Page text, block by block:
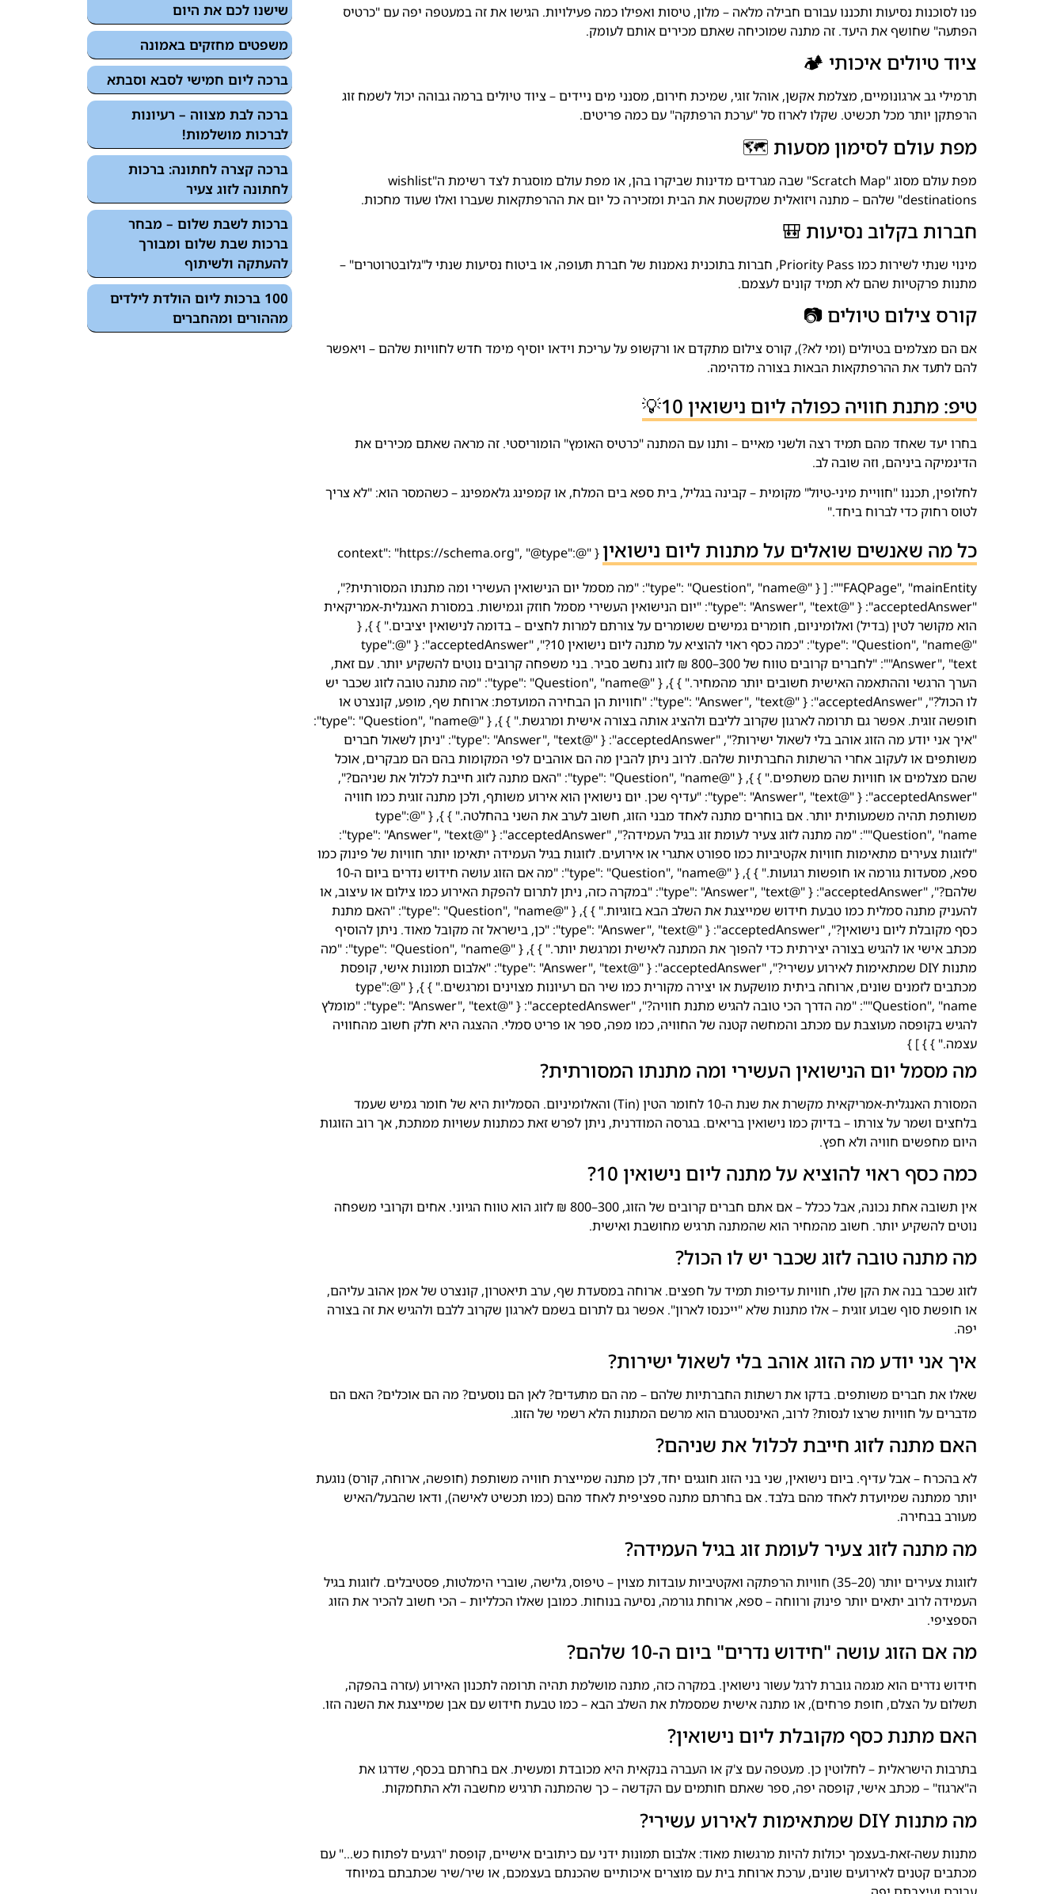
פנו לסוכנות נסיעות ותכננו עבורם חבילה מלאה – מלון, טיסות ואפילו כמה פעילויות. הגישו את זה במעטפה יפה עם "כרטיס
הפתעה" שחושף את היעד. זה מתנה שמוכיחה שאתם מכירים אותם לעומק.
ציוד טיולים איכותי 🏕️
תרמילי גב ארגונומיים, מצלמת אקשן, אוהל זוגי, שמיכת חירום, מסנני מים ניידים – ציוד טיולים ברמה גבוהה יכול לשמח זוג
הרפתקן יותר מכל תכשיט. שקלו לארוז סל "ערכת הרפתקה" עם כמה פריטים.
מפת עולם לסימון מסעות 🗺️
מפת עולם מסוג "Scratch Map" שבה מגרדים מדינות שביקרו בהן, או מפת עולם מוסגרת לצד רשימת ה"wishlist
destinations" שלהם – מתנה ויזואלית שמקשטת את הבית ומזכירה כל יום את ההרפתקאות שעברו ואלו שעוד מחכות.
חברות בקלוב נסיעות 🎒
מינוי שנתי לשירות כמו Priority Pass, חברות בתוכנית נאמנות של חברת תעופה, או ביטוח נסיעות שנתי ל"גלובטרוטרים" –
מתנות פרקטיות שהם לא תמיד קונים לעצמם.
קורס צילום טיולים 📷
אם הם מצלמים בטיולים (ומי לא?), קורס צילום מתקדם או ורקשופ על עריכת וידאו יוסיף מימד חדש לחוויות שלהם – ויאפשר
להם לתעד את ההרפתקאות הבאות בצורה מדהימה.
טיפ: מתנת חוויה כפולה ליום נישואין 10💡
בחרו יעד שאחד מהם תמיד רצה ולשני מאיים – ותנו עם המתנה "כרטיס האומץ" הומוריסטי. זה מראה שאתם מכירים את
הדינמיקה ביניהם, וזה שובה לב.
לחלופין, תכננו "חוויית מיני-טיול" מקומית – קבינה בגליל, בית ספא בים המלח, או קמפינג גלאמפינג – כשהמסר הוא: "לא צריך
לטוס רחוק כדי לברוח ביחד."
כל מה שאנשים שואלים על מתנות ליום נישואין
{ "@context": "https://schema.org", "@type":
"FAQPage", "mainEntity": [ { "@type": "Question", "name": "מה מסמל יום הנישואין העשירי ומה מתנתו המסורתית?",
"acceptedAnswer": { "@type": "Answer", "text": "יום הנישואין העשירי מסמל חוזק וגמישות. במסורת האנגלית-אמריקאית
הוא מקושר לטין (בדיל) ואלומיניום, חומרים גמישים ששומרים על צורתם למרות לחצים – בדומה לנישואין יציבים." } }, {
"@type": "Question", "name": "כמה כסף ראוי להוציא על מתנה ליום נישואין 10?", "acceptedAnswer": { "@type":
"Answer", "text": "לחברים קרובים טווח של 300–800 ₪ לזוג נחשב סביר. בני משפחה קרובים נוטים להשקיע יותר. עם זאת,
הערך הרגשי וההתאמה האישית חשובים יותר מהמחיר." } }, { "@type": "Question", "name": "מה מתנה טובה לזוג שכבר יש
לו הכול?", "acceptedAnswer": { "@type": "Answer", "text": "חוויות הן הבחירה המועדפת: ארוחת שף, מופע, קונצרט או
חופשה זוגית. אפשר גם תרומה לארגון שקרוב לליבם ולהציג אותה בצורה אישית ומרגשת." } }, { "@type": "Question", "name":
"איך אני יודע מה הזוג אוהב בלי לשאול ישירות?", "acceptedAnswer": { "@type": "Answer", "text": "ניתן לשאול חברים
משותפים או לעקוב אחרי הרשתות החברתיות שלהם. לרוב ניתן להבין מה הם אוהבים לפי המקומות בהם הם מבקרים, אוכל
שהם מצלמים או חוויות שהם משתפים." } }, { "@type": "Question", "name": "האם מתנה לזוג חייבת לכלול את שניהם?",
"acceptedAnswer": { "@type": "Answer", "text": "עדיף שכן. יום נישואין הוא אירוע משותף, ולכן מתנה זוגית כמו חוויה
משותפת תהיה משמעותית יותר. אם בוחרים מתנה לאחד מבני הזוג, חשוב לערב את השני בהחלטה." } }, { "@type":
"Question", "name": "מה מתנה לזוג צעיר לעומת זוג בגיל העמידה?", "acceptedAnswer": { "@type": "Answer", "text":
"לזוגות צעירים מתאימות חוויות אקטיביות כמו ספורט אתגרי או אירועים. לזוגות בגיל העמידה יתאימו יותר חוויות של פינוק כמו
ספא, מסעדות גורמה או חופשות רגועות." } }, { "@type": "Question", "name": "מה אם הזוג עושה חידוש נדרים ביום ה-10
שלהם?", "acceptedAnswer": { "@type": "Answer", "text": "במקרה כזה, ניתן לתרום להפקת האירוע כמו צילום או עיצוב, או
להעניק מתנה סמלית כמו טבעת חידוש שמייצגת את השלב הבא בזוגיות." } }, { "@type": "Question", "name": "האם מתנת
כסף מקובלת ליום נישואין?", "acceptedAnswer": { "@type": "Answer", "text": "כן, בישראל זה מקובל מאוד. ניתן להוסיף
מכתב אישי או להגיש בצורה יצירתית כדי להפוך את המתנה לאישית ומרגשת יותר." } }, { "@type": "Question", "name": "מה
מתנות DIY שמתאימות לאירוע עשירי?", "acceptedAnswer": { "@type": "Answer", "text": "אלבום תמונות אישי, קופסת
מכתבים לזמנים שונים, ארוחה ביתית מושקעת או יצירה מקורית כמו שיר הם רעיונות מצוינים ומרגשים." } }, { "@type":
"Question", "name": "מה הדרך הכי טובה להגיש מתנת חוויה?", "acceptedAnswer": { "@type": "Answer", "text": "מומלץ
להגיש בקופסה מעוצבת עם מכתב והמחשה קטנה של החוויה, כמו מפה, ספר או פריט סמלי. ההצגה היא חלק חשוב מהחוויה
עצמה." } } ] }
מה מסמל יום הנישואין העשירי ומה מתנתו המסורתית?
המסורת האנגלית-אמריקאית מקשרת את שנת ה-10 לחומר הטין (Tin) והאלומיניום. הסמליות היא של חומר גמיש שעמד
בלחצים ושמר על צורתו – בדיוק כמו נישואין בריאים. בגרסה המודרנית, ניתן לפרש זאת כמתנות עשויות ממתכת, אך רוב הזוגות
היום מחפשים חוויה ולא חפץ.
כמה כסף ראוי להוציא על מתנה ליום נישואין 10?
אין תשובה אחת נכונה, אבל ככלל – אם אתם חברים קרובים של הזוג, 300–800 ₪ לזוג הוא טווח הגיוני. אחים וקרובי משפחה
נוטים להשקיע יותר. חשוב מהמחיר הוא שהמתנה תרגיש מחושבת ואישית.
מה מתנה טובה לזוג שכבר יש לו הכול?
לזוג שכבר בנה את הקן שלו, חוויות עדיפות תמיד על חפצים. ארוחה במסעדת שף, ערב תיאטרון, קונצרט של אמן אהוב עליהם,
או חופשת סוף שבוע זוגית – אלו מתנות שלא "ייכנסו לארון". אפשר גם לתרום בשמם לארגון שקרוב ללבם ולהגיש את זה בצורה
יפה.
איך אני יודע מה הזוג אוהב בלי לשאול ישירות?
שאלו את חברים משותפים. בדקו את רשתות החברתיות שלהם – מה הם מתעדים? לאן הם נוסעים? מה הם אוכלים? האם הם
מדברים על חוויות שרצו לנסות? לרוב, האינסטגרם הוא מרשם המתנות הלא רשמי של הזוג.
האם מתנה לזוג חייבת לכלול את שניהם?
לא בהכרח – אבל עדיף. ביום נישואין, שני בני הזוג חוגגים יחד, לכן מתנה שמייצרת חוויה משותפת (חופשה, ארוחה, קורס) נוגעת
יותר ממתנה שמיועדת לאחד מהם בלבד. אם בחרתם מתנה ספציפית לאחד מהם (כמו תכשיט לאישה), ודאו שהבעל/האיש
מעורב בבחירה.
מה מתנה לזוג צעיר לעומת זוג בגיל העמידה?
לזוגות צעירים יותר (20–35) חוויות הרפתקה ואקטיביות עובדות מצוין – טיפוס, גלישה, שוברי הימלטות, פסטיבלים. לזוגות בגיל
העמידה לרוב יתאים יותר פינוק ורווחה – ספא, ארוחת גורמה, נסיעה בנוחות. כמובן שאלו הכלליות – הכי חשוב להכיר את הזוג
הספציפי.
מה אם הזוג עושה "חידוש נדרים" ביום ה-10 שלהם?
חידוש נדרים הוא מגמה גוברת לרגל עשור נישואין. במקרה כזה, מתנה מושלמת תהיה תרומה לתכנון האירוע (עזרה בהפקה,
תשלום על הצלם, חופת פרחים), או מתנה אישית שמסמלת את השלב הבא – כמו טבעת חידוש עם אבן שמייצגת את השנה הזו.
האם מתנת כסף מקובלת ליום נישואין?
בתרבות הישראלית – לחלוטין כן. מעטפה עם צ'ק או העברה בנקאית היא מכובדת ומעשית. אם בחרתם בכסף, שדרגו את
ה"ארגוז" – מכתב אישי, קופסה יפה, ספר שאתם חותמים עם הקדשה – כך שהמתנה תרגיש מחשבה ולא התחמקות.
מה מתנות DIY שמתאימות לאירוע עשירי?
מתנות עשה-זאת-בעצמך יכולות להיות מרגשות מאוד: אלבום תמונות ידני עם כיתובים אישיים, קופסת "רגעים לפתוח כש…" עם
מכתבים קטנים לאירועים שונים, ערכת ארוחת בית עם מוצרים איכותיים שהכנתם בעצמכם, או שיר/שיר שכתבתם במיוחד
שישנו לכם את היום
משפטים מחזקים באמונה
ברכה ליום חמישי לסבא וסבתא
ברכה לבת מצווה – רעיונות
לברכות מושלמות!
ברכה קצרה לחתונה: ברכות
לחתונה לזוג צעיר
ברכות לשבת שלום – מבחר
ברכות שבת שלום ומבורך
להעתקה ולשיתוף
100 ברכות ליום הולדת לילדים
מההורים ומהחברים